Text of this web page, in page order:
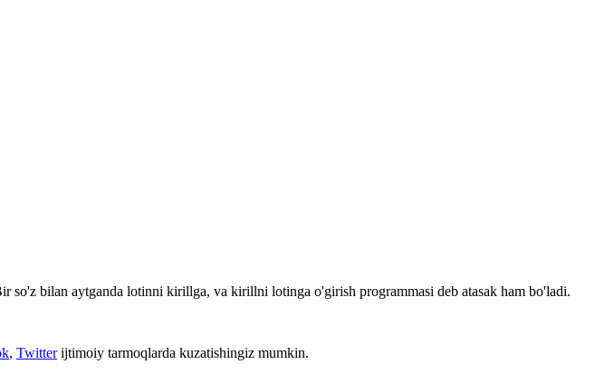
bilan aytganda lotinni kirillga, va kirillni lotinga o'girish programmasi deb atasak ham bo'ladi.
, Twitter ijtimoiy tarmoqlarda kuzatishingiz mumkin.